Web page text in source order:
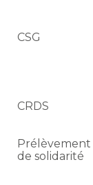
CSG
CRDS
Prélèvement
de solidarité